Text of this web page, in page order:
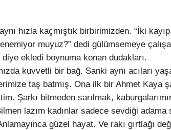
hızla kaçmıştık birbirimizden. “İki
muyuz?” dedi gülümsemeye
ekledi boynuma konan dudakları.
kuvvetli bir bağ. Sanki aynı acıları
taş batmış. Ona ilk bir Ahmet Kaya
Şarkı bitmeden sarılmak,
lazım kadınlar sadece sevdiği adama
güzel hayat. Ve rakı gırtlağı